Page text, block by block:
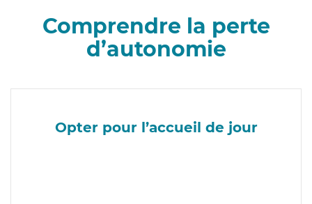
Comprendre la perte
d’autonomie
Opter pour l’accueil de jour